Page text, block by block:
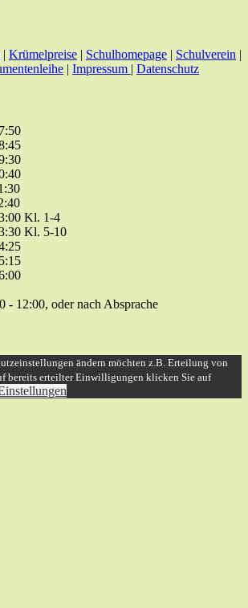
| Krümelpreise | Schulhomepage | Schulverein |
| Impressum | Datenschutz
Kl. 1-4
Kl. 5-10
- 12:00, oder nach Absprache
ändern möchten z.B. Erteilung von
bereits erteilter Einwilligungen klicken Sie auf